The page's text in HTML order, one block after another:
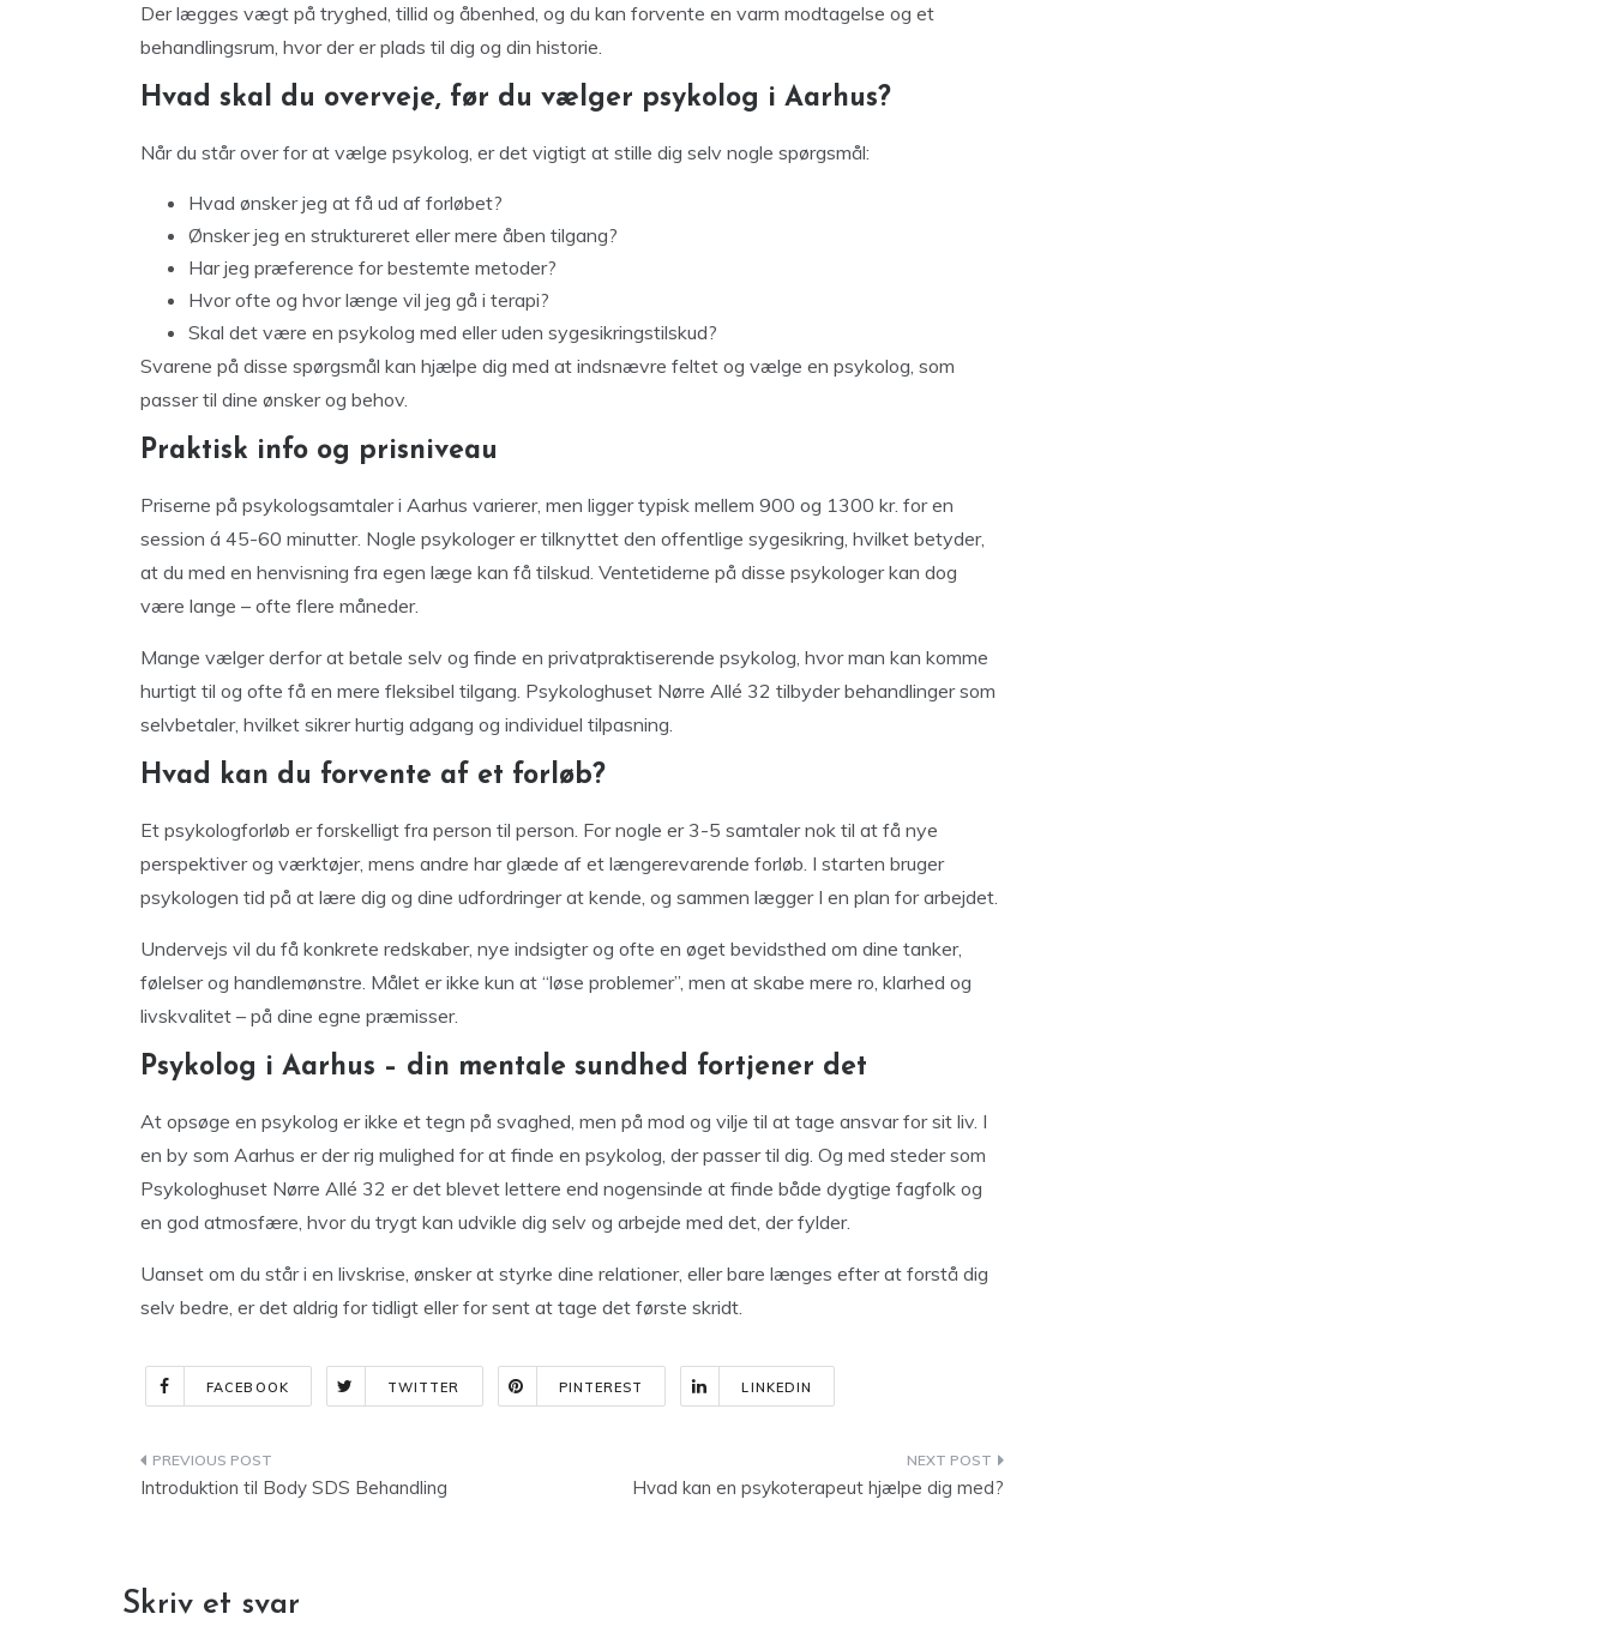
Der lægges vægt på tryghed, tillid og åbenhed, og du kan forvente en varm modtagelse og et
behandlingsrum, hvor der er plads til dig og din historie.
Hvad skal du overveje, før du vælger psykolog i Aarhus?
Når du står over for at vælge psykolog, er det vigtigt at stille dig selv nogle spørgsmål:
Hvad ønsker jeg at få ud af forløbet?
Ønsker jeg en struktureret eller mere åben tilgang?
Har jeg præference for bestemte metoder?
Hvor ofte og hvor længe vil jeg gå i terapi?
Skal det være en psykolog med eller uden sygesikringstilskud?
Svarene på disse spørgsmål kan hjælpe dig med at indsnævre feltet og vælge en psykolog, som
passer til dine ønsker og behov.
Praktisk info og prisniveau
Priserne på psykologsamtaler i Aarhus varierer, men ligger typisk mellem 900 og 1300 kr. for en
session á 45-60 minutter. Nogle psykologer er tilknyttet den offentlige sygesikring, hvilket betyder,
at du med en henvisning fra egen læge kan få tilskud. Ventetiderne på disse psykologer kan dog
være lange – ofte flere måneder.
Mange vælger derfor at betale selv og finde en privatpraktiserende psykolog, hvor man kan komme
hurtigt til og ofte få en mere fleksibel tilgang. Psykologhuset Nørre Allé 32 tilbyder behandlinger som
selvbetaler, hvilket sikrer hurtig adgang og individuel tilpasning.
Hvad kan du forvente af et forløb?
Et psykologforløb er forskelligt fra person til person. For nogle er 3-5 samtaler nok til at få nye
perspektiver og værktøjer, mens andre har glæde af et længerevarende forløb. I starten bruger
psykologen tid på at lære dig og dine udfordringer at kende, og sammen lægger I en plan for arbejdet.
Undervejs vil du få konkrete redskaber, nye indsigter og ofte en øget bevidsthed om dine tanker,
følelser og handlemønstre. Målet er ikke kun at “løse problemer”, men at skabe mere ro, klarhed og
livskvalitet – på dine egne præmisser.
Psykolog i Aarhus – din mentale sundhed fortjener det
At opsøge en psykolog er ikke et tegn på svaghed, men på mod og vilje til at tage ansvar for sit liv. I
en by som Aarhus er der rig mulighed for at finde en psykolog, der passer til dig. Og med steder som
Psykologhuset Nørre Allé 32 er det blevet lettere end nogensinde at finde både dygtige fagfolk og
en god atmosfære, hvor du trygt kan udvikle dig selv og arbejde med det, der fylder.
Uanset om du står i en livskrise, ønsker at styrke dine relationer, eller bare længes efter at forstå dig
selv bedre, er det aldrig for tidligt eller for sent at tage det første skridt.
FACEBOOK TWITTER PINTEREST LINKEDIN
Indlægsnavigation
Introduktion til Body SDS Behandling Hvad kan en psykoterapeut hjælpe dig med?
Skriv et svar